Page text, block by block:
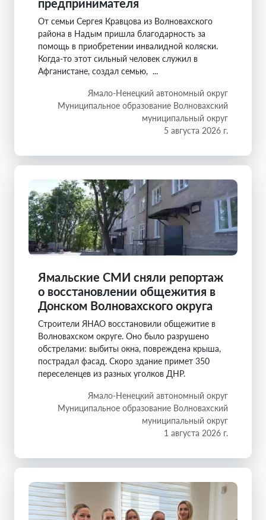
предпринимателя
От семьи Сергея Кравцова из Волновахского
района в Надым пришла благодарность за
помощь в приобретении инвалидной коляски.
Когда-то этот сильный человек служил в
Афганистане, создал семью, ...
Ямало-Ненецкий автономный округ
Муниципальное образование Волновахский
муниципальный округ
5 августа 2026 г.
Ямальские СМИ сняли репортаж
о восстановлении общежития в
Донском Волновахского округа
Строители ЯНАО восстановили общежитие в
Волновахском округе. Оно было разрушено
обстрелами: выбиты окна, повреждена крыша,
пострадал фасад. Скоро здание примет 350
переселенцев из разных уголков ДНР.
Ямало-Ненецкий автономный округ
Муниципальное образование Волновахский
муниципальный округ
1 августа 2026 г.